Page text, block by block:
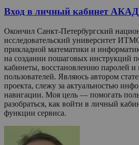
Вход в личный кабинет
Окончил Санкт-Петербургский
исследовательский университет
прикладной математики и
на создании пошаговых инструкций
кабинеты, восстановлению паролей и
пользователей. Являюсь автором
проекта, слежу за актуальностью
навигации. Моя цель — помогать
разобраться, как войти в личный
функции сервиса.